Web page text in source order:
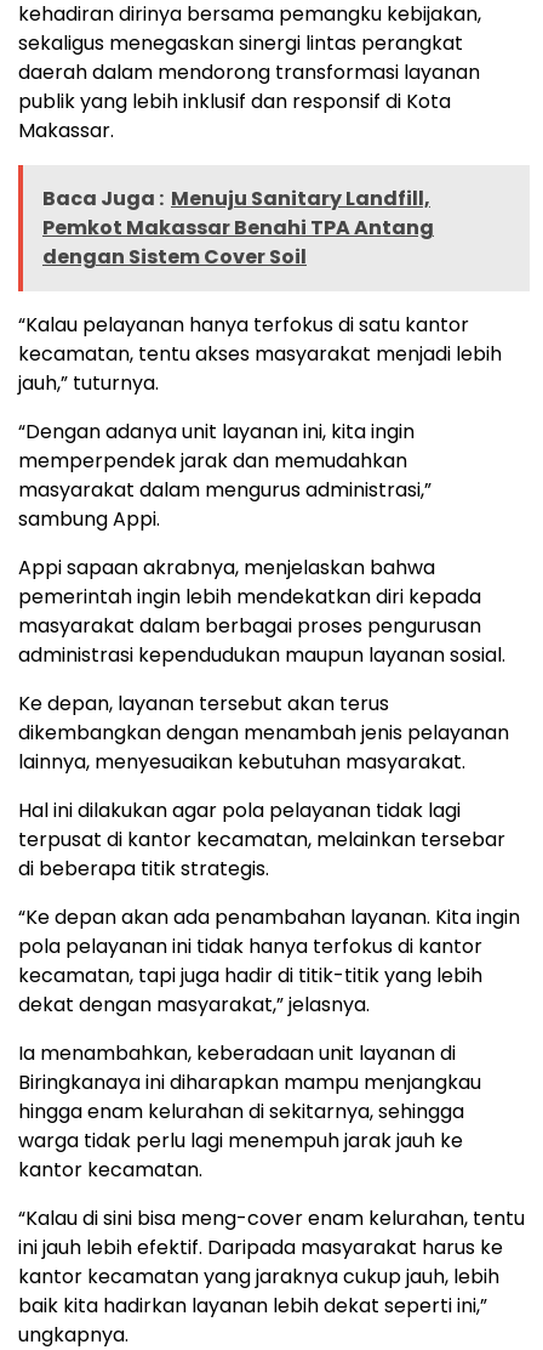
kehadiran dirinya bersama pemangku kebijakan,
sekaligus menegaskan sinergi lintas perangkat
daerah dalam mendorong transformasi layanan
publik yang lebih inklusif dan responsif di Kota
Makassar.
Baca Juga : Menuju Sanitary Landfill,
Pemkot Makassar Benahi TPA Antang
dengan Sistem Cover Soil
“Kalau pelayanan hanya terfokus di satu kantor
kecamatan, tentu akses masyarakat menjadi lebih
jauh,” tuturnya.
“Dengan adanya unit layanan ini, kita ingin
memperpendek jarak dan memudahkan
masyarakat dalam mengurus administrasi,”
sambung Appi.
Appi sapaan akrabnya, menjelaskan bahwa
pemerintah ingin lebih mendekatkan diri kepada
masyarakat dalam berbagai proses pengurusan
administrasi kependudukan maupun layanan sosial.
Ke depan, layanan tersebut akan terus
dikembangkan dengan menambah jenis pelayanan
lainnya, menyesuaikan kebutuhan masyarakat.
Hal ini dilakukan agar pola pelayanan tidak lagi
terpusat di kantor kecamatan, melainkan tersebar
di beberapa titik strategis.
“Ke depan akan ada penambahan layanan. Kita ingin
pola pelayanan ini tidak hanya terfokus di kantor
kecamatan, tapi juga hadir di titik-titik yang lebih
dekat dengan masyarakat,” jelasnya.
Ia menambahkan, keberadaan unit layanan di
Biringkanaya ini diharapkan mampu menjangkau
hingga enam kelurahan di sekitarnya, sehingga
warga tidak perlu lagi menempuh jarak jauh ke
kantor kecamatan.
“Kalau di sini bisa meng-cover enam kelurahan, tentu
ini jauh lebih efektif. Daripada masyarakat harus ke
kantor kecamatan yang jaraknya cukup jauh, lebih
baik kita hadirkan layanan lebih dekat seperti ini,”
ungkapnya.